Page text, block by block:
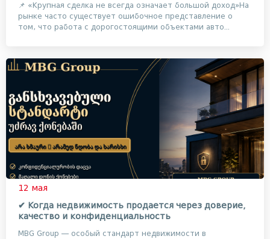
📌 «Крупная сделка не всегда означает большой доход»На
рынке часто существует ошибочное представление о
том, что работа с дорогостоящими объектами авто...
12 мая
✔ Когда недвижимость продается через доверие,
качество и конфиденциальность
MBG Group — особый стандарт недвижимости в